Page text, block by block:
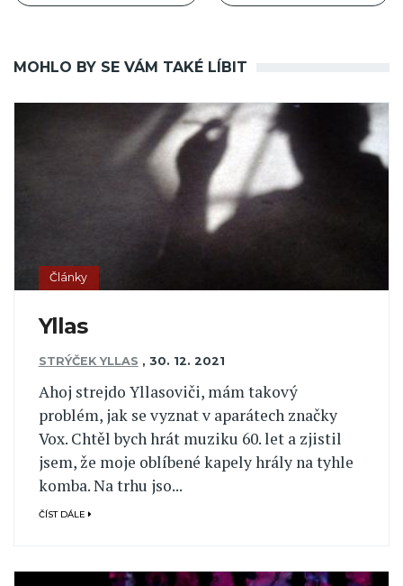
MOHLO BY SE VÁM TAKÉ LÍBIT
Články
Yllas
STRÝČEK YLLAS , 30. 12. 2021
Ahoj strejdo Yllasoviči, mám takový
problém, jak se vyznat v aparátech značky
Vox. Chtěl bych hrát muziku 60. let a zjistil
jsem, že moje oblíbené kapely hrály na tyhle
komba. Na trhu jso...
ČÍST DÁLE